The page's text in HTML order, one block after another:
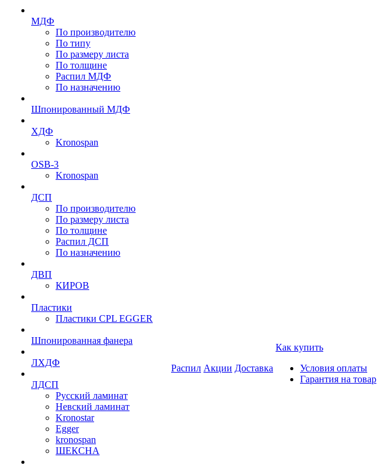
МДФ
По производителю
По типу
По размеру листа
По толщине
Распил МДФ
По назначению
Шпонированный МДФ
ХДФ
Kronospan
OSB-3
Kronospan
ДСП
По производителю
По размеру листа
По толщине
Распил ДСП
По назначению
ДВП
КИРОВ
Пластики
Пластики CPL EGGER
Шпонированная фанера
ЛХДФ
ЛДСП
Русский ламинат
Невский ламинат
Kronostar
Egger
kronospan
ШЕКСНА
Распил Акции Доставка
Как купить
Условия оплаты
Гарантия на товар